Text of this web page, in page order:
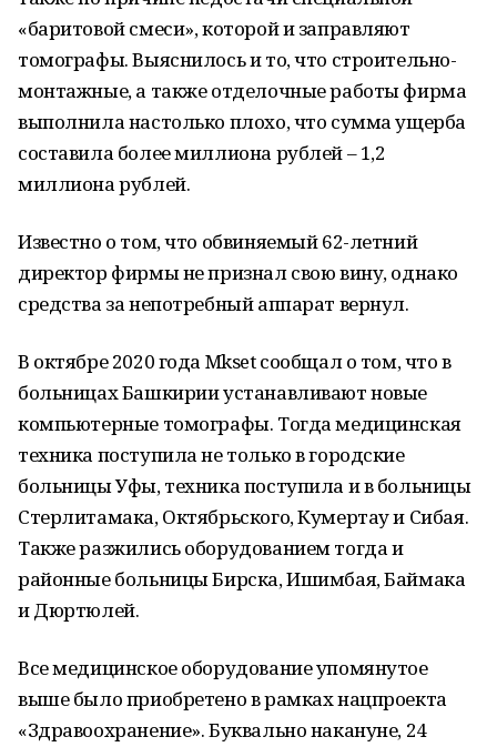
«баритовой смеси», которой и заправляют
томографы. Выяснилось и то, что строительно-
монтажные, а также отделочные работы фирма
выполнила настолько плохо, что сумма ущерба
составила более миллиона рублей – 1,2
миллиона рублей.
Известно о том, что обвиняемый 62-летний
директор фирмы не признал свою вину, однако
средства за непотребный аппарат вернул.
В октябре 2020 года Mkset сообщал о том, что в
больницах Башкирии устанавливают новые
компьютерные томографы. Тогда медицинская
техника поступила не только в городские
больницы Уфы, техника поступила и в больницы
Стерлитамака, Октябрьского, Кумертау и Сибая.
Также разжились оборудованием тогда и
районные больницы Бирска, Ишимбая, Баймака
и Дюртюлей.
Все медицинское оборудование упомянутое
выше было приобретено в рамках нацпроекта
«Здравоохранение». Буквально накануне, 24